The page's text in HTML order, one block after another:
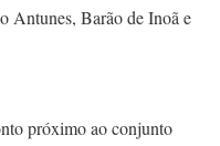
Antunes, Barão de Inoã e
próximo ao conjunto